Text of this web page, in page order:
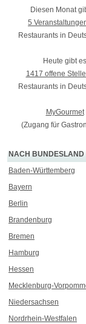
Diesen Monat
5
Restaurants in
Heute gibt es
1417 offene
Restaurants in
MyGourmet
(Zugang für
NACH BUNDESLAND
Baden-Württemberg
Bayern
Berlin
Brandenburg
Bremen
Hamburg
Hessen
Mecklenburg-
Niedersachsen
Nordrhein-Westfalen